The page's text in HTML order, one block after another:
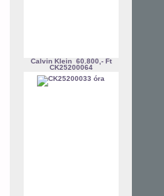
Calvin Klein 60.800,- Ft
CK25200064